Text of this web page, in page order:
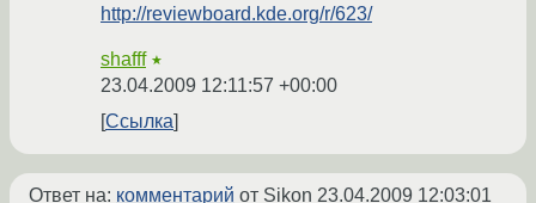
http://reviewboard.kde.org/r/623/
shafff ★
23.04.2009 12:11:57 +00:00
Ссылка
Ответ на: комментарий от Sikon 23.04.2009 12:03:01